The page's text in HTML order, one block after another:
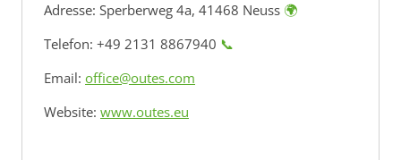
Adresse: Sperberweg 4a, 41468 Neuss 🌍
Telefon: +49 2131 8867940 📞
Email: office@outes.com
Website: www.outes.eu